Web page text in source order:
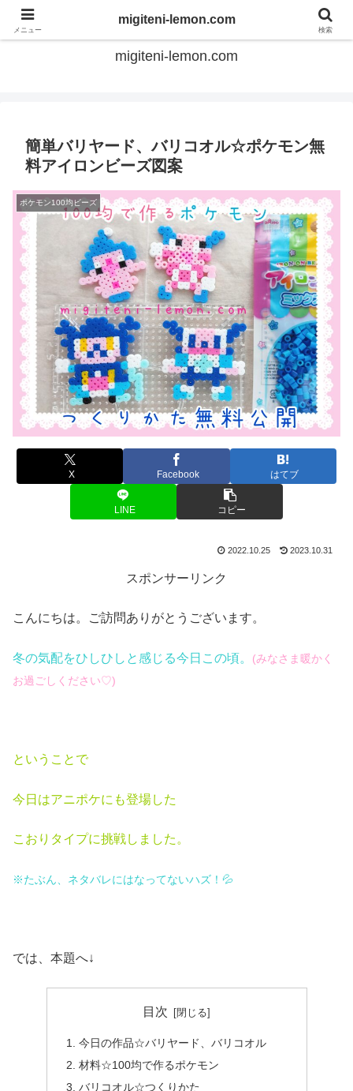
てのひらアイロンビーズ
migiteni-lemon.com
簡単バリヤード、バリコオル☆ポケモン無
料アイロンビーズ図案
ポケモン100均ビーズ
X Facebook はてブ
LINE コピー
2022.10.25 2023.10.31
スポンサーリンク
こんにちは。ご訪問ありがとうございます。
冬の気配をひしひしと感じる今日この頃。 (みなさま暖かく
お過ごしください♡)
ということで
今日はアニポケにも登場した
こおりタイプに挑戦しました。
※たぶん、ネタバレにはなってないハズ！💦
では、本題へ↓
目次
今日の作品☆バリヤード、バリコオル
材料☆100均で作るポケモン
バリコオル☆つくりかた
メニュー
migiteni-lemon.com
検索